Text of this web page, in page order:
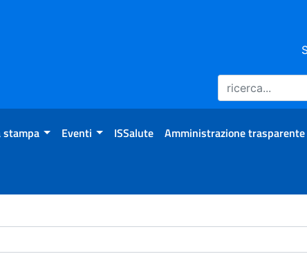
stampa Eventi ISSalute Amministrazione trasparente